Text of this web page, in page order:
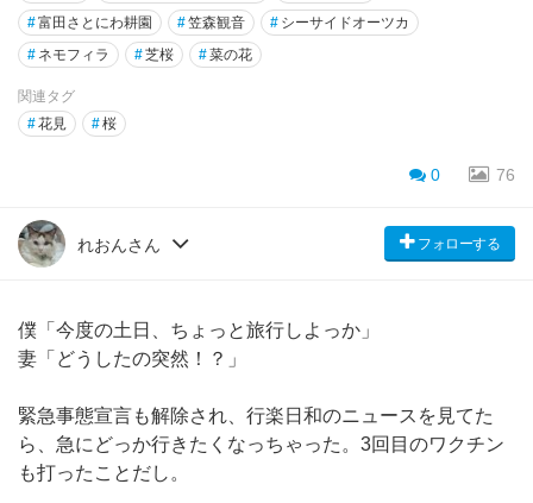
#富田さとにわ耕園 #笠森観音 # シーサイドオーツカ
# ネモフィラ #芝桜 #菜の花
関連タグ
#花見 #桜
0 76
れおんさん フォローする
僕「今度の土日、ちょっと旅行しよっか」
妻「どうしたの突然！？」
緊急事態宣言も解除され、行楽日和のニュースを見てた
ら、急にどっか行きたくなっちゃった。3回目のワクチン
も打ったことだし。